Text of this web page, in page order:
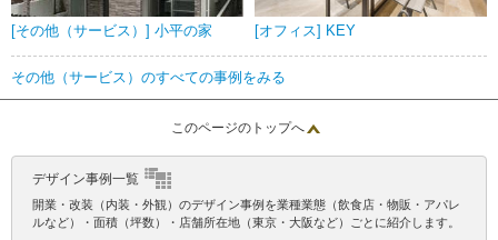
[その他（サービス）] 小平の家 [オフィス] KEY
その他（サービス）のすべての事例をみる
このページのトップへ
デザイン事例一覧
開業・改装（内装・外観）のデザイン事例を業種業態（飲食店・物販・アパレ
ルなど）・面積（坪数）・店舗所在地（東京・大阪など）ごとに紹介します。